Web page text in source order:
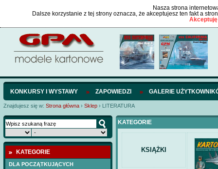
Nasza strona
Dalsze korzystanie z tej strony oznacza, że akceptujesz ten fakt a
KONKURSY I WYSTAWY ZAPOWIEDZI GALERIE
Znajdujesz się w: Strona główna › Sklep › LITERATURA
KATEGORIE
DLA POCZĄTKUJĄCYCH
KATEGORIE
KSIĄŻKI